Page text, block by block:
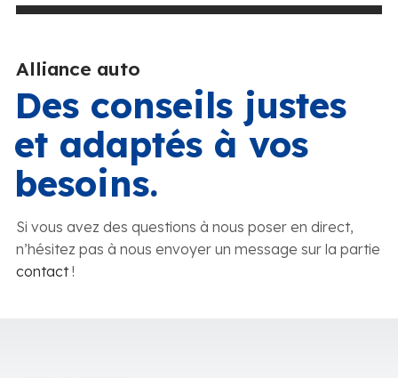
Alliance auto
Des conseils justes
et adaptés à vos
besoins.
Si vous avez des questions à nous poser en direct,
n’hésitez pas à nous envoyer un message sur la partie
contact!